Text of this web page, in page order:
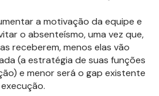
a motivação da equipe e
o absenteísmo, uma vez que,
receberem, menos elas vão
(a estratégia de suas funções
e menor será o gap existente